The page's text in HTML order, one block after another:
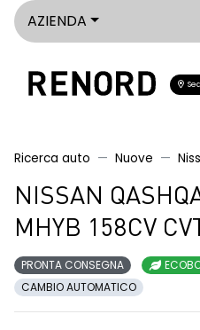
AZIENDA
Ricerca auto Nuove
NISSAN
MHYB 158CV
PRONTA CONSEGNA
CAMBIO AUTOMATICO